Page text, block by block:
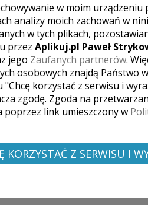
ludzi, mający...Zobacz więcej
w moim urządzeniu
analizy moich zachowań w
w tych plikach,
przez Aplikuj.pl Paweł
jego Zaufanych partnerów.
osobowych znajdą Państwo
"Chcę korzystać z serwisu i
zgodę. Zgoda na
poprzez link umieszczony w
KORZYSTAĆ Z SERWISU I